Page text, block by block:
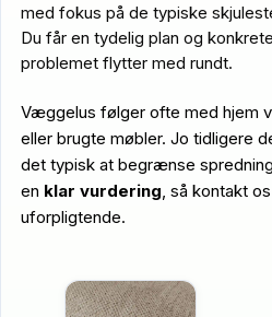
med fokus på de typiske
Du får en tydelig plan og
problemet flytter med rundt.
Væggelus følger ofte med hjem
eller brugte møbler. Jo tidligere
det typisk at begrænse
en klar vurdering, så kontakt
uforpligtende.